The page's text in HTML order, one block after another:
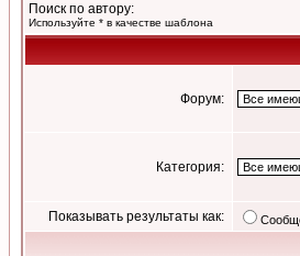
Поиск по автору:
Используйте * в качестве шаблона
Форум:
Категория:
Показывать результаты как: